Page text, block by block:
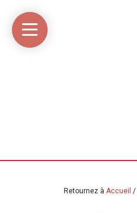
Accueil
Média
libre
Linkinaz
Katomi
compte
Twitter
@Ortegeek
compte
Flickr
Retournez à Accueil /